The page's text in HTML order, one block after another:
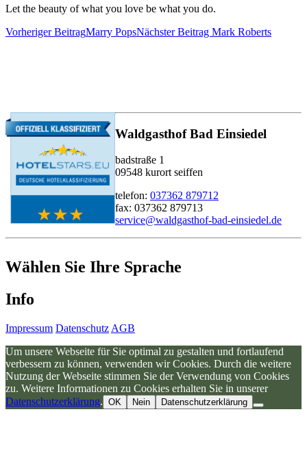
Let the beauty of what you love be what you do.
Vorheriger BeitragMarry PopsNächster Beitrag Mark Roberts
Waldgasthof Bad Einsiedel
badstraße 1
09548 kurort seiffen
telefon: 037362 879712
fax: 037362 879713
service@waldgasthof-bad-einsiedel.de
Wählen Sie Ihre Sprache
Info
Impressum Datenschutz AGB
Um unsere Webseite für Sie optimal zu gestalten und fortlaufend
verbessern zu können, verwenden wir Cookies. Durch die weitere
Nutzung der Webseite stimmen Sie der Verwendung von Cookies
zu. Weitere Informationen zu Cookies erhalten Sie in unserer
Datenschutzerklärung. OK Nein Datenschutzerklärung